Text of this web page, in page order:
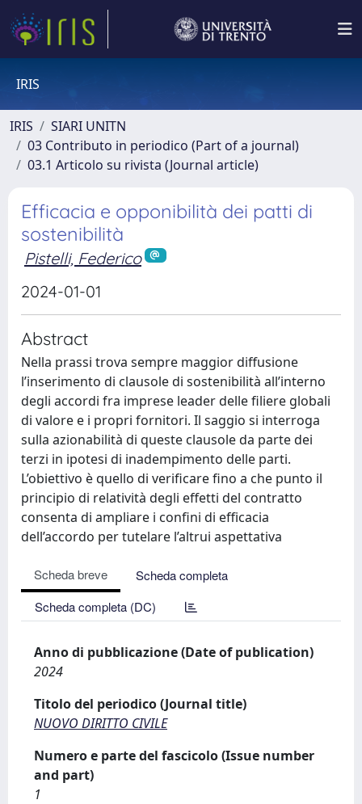
IRIS
IRIS
SIARI UNITN
03 Contributo in periodico (Part of a journal)
03.1 Articolo su rivista (Journal article)
Efficacia e opponibilità dei patti di
sostenibilità
Pistelli, Federico
2024-01-01
Abstract
Nella prassi trova sempre maggior diffusione
l’inserimento di clausole di sostenibilità all’interno
degli accordi fra imprese leader delle filiere globali
di valore e i propri fornitori. Il saggio si interroga
sulla azionabilità di queste clausole da parte dei
terzi in ipotesi di inadempimento delle parti.
L’obiettivo è quello di verificare fino a che punto il
principio di relatività degli effetti del contratto
consenta di ampliare i confini di efficacia
dell’accordo per tutelare l’altrui aspettativa
Scheda breve
Scheda completa
Scheda completa (DC)
Anno di pubblicazione (Date of publication)
2024
Titolo del periodico (Journal title)
NUOVO DIRITTO CIVILE
Numero e parte del fascicolo (Issue number
and part)
1